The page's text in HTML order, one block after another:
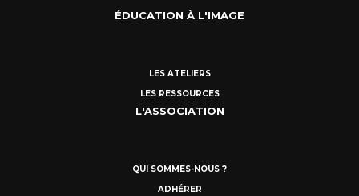
ÉDUCATION À L'IMAGE
LES ATELIERS
LES RESSOURCES
L'ASSOCIATION
QUI SOMMES-NOUS ?
ADHÉRER